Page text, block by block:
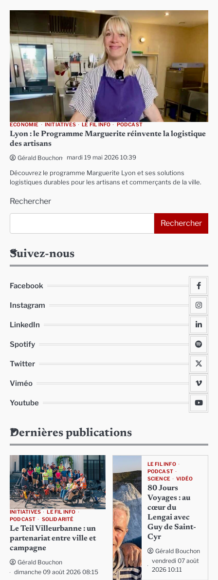
ECONOMIE INITIATIVES LE FIL INFO PODCAST
Lyon : le Programme Marguerite réinvente la logistique
des artisans
Gérald Bouchon mardi 19 mai 2026 10:39
Découvrez le programme Marguerite Lyon et ses solutions
logistiques durables pour les artisans et commerçants de la ville.
Rechercher
Rechercher
Suivez-nous
Facebook
Instagram
LinkedIn
Spotify
Twitter
Viméo
Youtube
Dernières publications
INITIATIVES
LE FIL INFO
PODCAST
SOLIDARITÉ
Le Teil Villeurbanne : un
partenariat entre ville et
campagne
Gérald Bouchon
dimanche 09 août 2026 08:15
LE FIL INFO
PODCAST
SCIENCE
VIDÉO
80 Jours
Voyages : au
cœur du
Lengai avec
Guy de Saint-
Cyr
Gérald Bouchon
vendredi 07 août
2026 10:11